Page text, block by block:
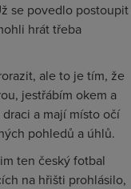
se povedlo postoupit
hrát třeba
ale to je tím, že
jestřábím okem a
a mají místo očí
pohledů a úhlů.
ten český fotbal
na hřišti prohlásilo,